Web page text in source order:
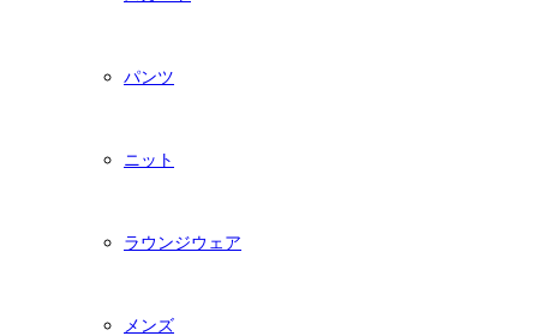
パンツ
ニット
ラウンジウェア
メンズ